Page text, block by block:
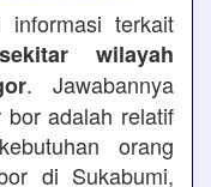
informasi terkait
wilayah
. Jawabannya
adalah relatif
orang
di Sukabumi,